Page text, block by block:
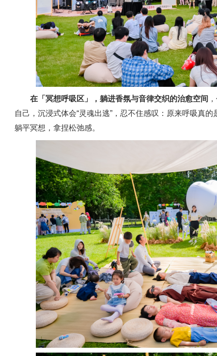
在「冥想呼吸区」，躺进香氛与音律交织的治愈空间
自己，沉浸式体会“灵魂出逃”，忍不住感叹：原来呼吸真
躺平冥想，拿捏松弛感。